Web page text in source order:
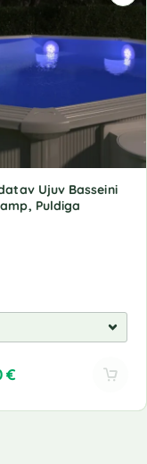
Ujuv Basseini
Puldiga
€